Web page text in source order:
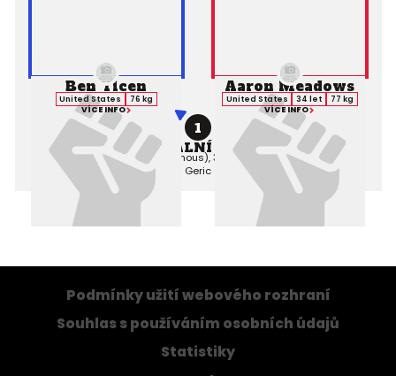
Ben Ticen
United States
76 kg
VÍCE INFO
1
PROFESIONÁLNÍ ZÁPAS MMA
Výsledek:Decision (Unanimous), 3. kolo 3:00,Rozhodčí:
Frank
Geric
Aaron Meadows
United States 34 let
77 kg
VÍCE INFO
Podmínky užití webového rozhraní
Souhlas s používáním osobních údajů
Statistiky